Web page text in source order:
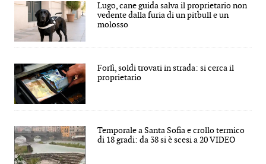
Lugo, cane guida salva il proprietario non
vedente dalla furia di un pitbull e un
molosso
Forlì, soldi trovati in strada: si cerca il
proprietario
Temporale a Santa Sofia e crollo termico
di 18 gradi: da 38 si è scesi a 20 VIDEO